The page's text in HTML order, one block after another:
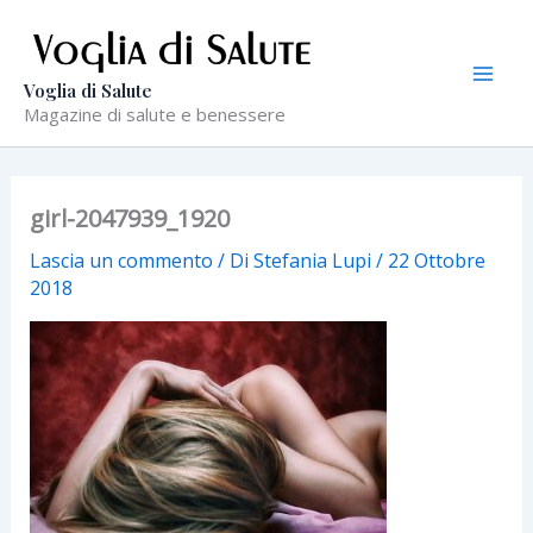
contenuto
Voglia di Salute
Magazine di salute e benessere
girl-2047939_1920
Lascia un commento / Di Stefania Lupi / 22 Ottobre
2018